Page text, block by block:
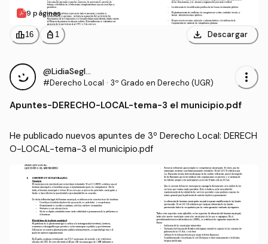
9 páginas
leaderboard16 personal_bag 1 download Descargar
@LidiaSeglar
#Derecho Local · 3º Grado en Derecho (UGR) more_vert
Apuntes-DERECHO-LOCAL-tema-3 el municipio.pdf
He publicado nuevos apuntes de 3º Derecho Local: DERECH
O-LOCAL-tema-3 el municipio.pdf